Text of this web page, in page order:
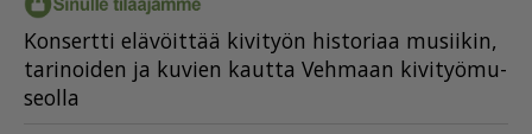
Kon­sert­ti elä­vöit­tää ki­vi­työn his­to­ri­aa mu­sii­kin,
ta­ri­noi­den ja ku­vien kaut­ta Veh­maan ki­vi­työ­mu­
se­ol­la